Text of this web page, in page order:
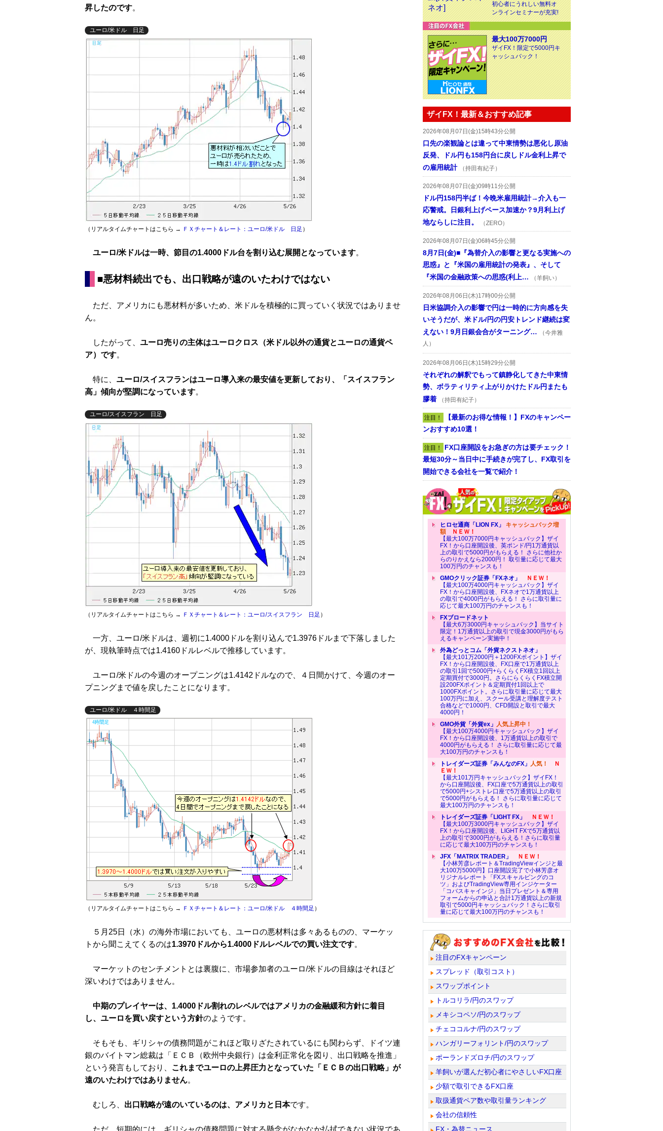
昇したのです。
ユーロ/米ドル 日足
（リアルタイムチャートはこちら → ＦＸチャート＆レート：ユーロ/米ドル 日足 ）
ユーロ/米ドルは一時、節目の1.4000ドル台を割り込む展開となっています。
■悪材料続出でも、出口戦略が遠のいたわけではない
ただ、アメリカにも悪材料が多いため、米ドルを積極的に買っていく状況ではありませ
ん。
したがって、 ユーロ売りの主体はユーロクロス（米ドル以外の通貨とユーロの通貨ペ
ア） です。
特に、 ユーロ/スイスフランはユーロ導入来の最安値を更新しており、「スイスフラン
高」傾向が堅調になっています。
ユーロ/スイスフラン 日足
（リアルタイムチャートはこちら → ＦＸチャート＆レート：ユーロ/スイスフラン 日足 ）
一方、ユーロ/米ドルは、週初に1.4000ドルを割り込んで1.3976ドルまで下落しました
が、現執筆時点では1.4160ドルレベルで推移しています。
ユーロ/米ドルの今週のオープニングは1.4142ドルなので、４日間かけて、今週のオー
プニングまで値を戻したことになります。
ユーロ/米ドル ４時間足
（リアルタイムチャートはこちら → ＦＸチャート＆レート：ユーロ/米ドル ４時間足 ）
５月25日（水）の海外市場においても、ユーロの悪材料は多々あるものの、マーケッ
トから聞こえてくるのは1.3970ドルから1.4000ドルレベルでの買い注文です。
マーケットのセンチメントとは裏腹に、市場参加者のユーロ/米ドルの目線はそれほど
深いわけではありません。
中期のプレイヤーは、1.4000ドル割れのレベルではアメリカの金融緩和方針に着目
し、ユーロを買い戻すという方針のようです。
そもそも、ギリシャの債務問題がこれほど取りざたされているにも関わらず、ドイツ連
銀のバイトマン総裁は「ＥＣＢ（欧州中央銀行）は金利正常化を図り、出口戦略を推進」
という発言もしており、 これまでユーロの上昇圧力となっていた「ＥＣＢの出口戦略」が
遠のいたわけではありません。
むしろ、 出口戦略が遠のいているのは、アメリカと日本です。
ただ、短期的には、ギリシャの債務問題に対する懸念がなかなか払拭できない状況であ
初心者にうれしい無料オ
ンラインセミナーが充実!
最大100万7000円
ザイFX！限定で5000円キ
ャッシュバック！
ザイFX！最新＆おすすめ記事
2026年08月07日(金)15時43分公開
口先の楽観論とは違って中東情勢は悪化し原油
反発、ドル円も158円台に戻しドル金利上昇で
の雇用統計
（持田有紀子）
2026年08月07日(金)09時11分公開
ドル円158円半ば！今晩米雇用統計→介入も一
応警戒。日銀利上げペース加速か？9月利上げ
地ならしに注目。
（ZERO）
2026年08月07日(金)06時45分公開
8月7日(金)■『為替介入の影響と更なる実施への
思惑』と『米国の雇用統計の発表』、そして
『米国の金融政策への思惑(利上…
（羊飼い）
2026年08月06日(木)17時00分公開
日米協調介入の影響で円は一時的に方向感を失
いそうだが、米ドル/円の円安トレンド継続は変
えない！9月日銀会合がターニング…
（今井雅
人）
2026年08月06日(木)15時29分公開
それぞれの解釈でもって鎮静化してきた中東情
勢、ボラティリティ上がりかけたドル円またも
膠着
（持田有紀子）
注目！ 【最新のお得な情報！】FXのキャンペー
ンおすすめ10選！
注目！ FX口座開設をお急ぎの方は要チェック！
最短30分～当日中に手続きが完了し、FX取引を
開始できる会社を一覧で紹介！
ヒロセ通商「LION FX」 キャッシュバック増
額ＮＥＷ！
【最大100万7000円キャッシュバック】ザイ
FX！から口座開設後、英ポンド/円1万通貨以
上の取引で5000円がもらえる！ さらに他社か
らのりかえなら2000円！ 取引量に応じて最大
100万円のチャンスも！
GMOクリック証券「FXネオ」
ＮＥＷ！
【最大100万4000円キャッシュバック】ザイ
FX！から口座開設後、FXネオで1万通貨以上
の取引で4000円がもらえる！ さらに取引量に
応じて最大100万円のチャンスも！
FXブロードネット
【最大6万3000円キャッシュバック】当サイト
限定！1万通貨以上の取引で現金3000円がもら
えるキャンペーン実施中！
外為どっとコム「外貨ネクストネオ」
【最大101万2000円＋1200FXポイント】ザイ
FX！から口座開設後、FX口座で1万通貨以上
の取引1回で5000円+らくらくFX積立1回以上
定期買付で3000円。さらにらくらくFX積立開
設200FXポイント＆定期買付1回以上で
1000FXポイント。さらに取引量に応じて最大
100万円に加え、スクール受講と理解度テスト
合格などで1000円、CFD開設と取引で最大
4000円！
GMO外貨「外貨ex」 人気上昇中！
【最大100万4000円キャッシュバック】ザイ
FX！から口座開設後、1万通貨以上の取引で
4000円がもらえる！ さらに取引量に応じて最
大100万円のチャンスも！
トレイダーズ証券「みんなのFX」 人気！
Ｎ
ＥＷ！
【最大101万円キャッシュバック】ザイFX！
から口座開設後、FX口座で5万通貨以上の取引
で5000円+シストレ口座で5万通貨以上の取引
で5000円がもらえる！ さらに取引量に応じて
最大100万円のチャンスも！
トレイダーズ証券「LIGHT FX」
ＮＥＷ！
【最大100万3000円キャッシュバック】ザイ
FX！から口座開設後、LIGHT FXで5万通貨以
上の取引で3000円がもらえる！さらに取引量
に応じて最大100万円のチャンスも！
JFX「MATRIX TRADER」
ＮＥＷ！
【小林芳彦レポート＆TradingViewインジと最
大100万5000円】口座開設完了で小林芳彦オ
リジナルレポート「FXスキャルピングのコ
ツ」およびTradingView専用インジケーター
「コバスキャインジ」当日プレゼント＆専用
フォームからの申込と合計1万通貨以上の新規
取引で5000円キャッシュバック！さらに取引
量に応じて最大100万円のチャンスも！
注目のFXキャンペーン
スプレッド（取引コスト）
スワップポイント
トルコリラ/円のスワップ
メキシコペソ/円のスワップ
チェココルナ/円のスワップ
ハンガリーフォリント/円のスワップ
ポーランドズロチ/円のスワップ
羊飼いが選んだ初心者にやさしいFX口座
少額で取引できるFX口座
取扱通貨ペア数や取引量ランキング
会社の信頼性
FX・為替ニュース